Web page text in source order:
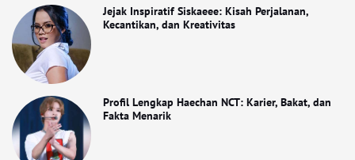
Jejak Inspiratif Siskaeee: Kisah Perjalanan,
Kecantikan, dan Kreativitas
Profil Lengkap Haechan NCT: Karier, Bakat, dan
Fakta Menarik